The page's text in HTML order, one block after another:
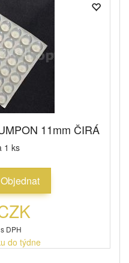
11mm ČIRÁ
1 ks
Objednat
DPH
do týdne